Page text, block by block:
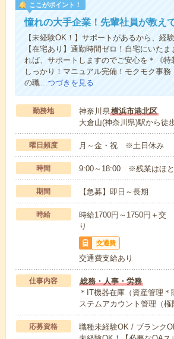
ここがポイント！
憧れの大手企業！先輩社員が教え
【未経験OK！】サポートがあるから、経
【在宅あり】通勤時間ゼロ！自宅にいた
れば、サポートしますのでご安心を＊《
しっかり！マニュアル完備！モクモク事
の職… つづきを見る
勤務地 神奈川県 横浜市港北区
大倉山(神奈川県)駅から徒
曜日頻度 月～金・祝 ※土日休み
時間 9:00～18:00 ※残業はほと
期間 【急募】即日～長期
時給
時給1700円～1750円＋交
り
交通費
交通費支給あり
仕事内容
総務・人事・労務
＊IT機器在庫（資産管理
ステムアカウント管理（
応募資格
職種未経験OK / ブランク